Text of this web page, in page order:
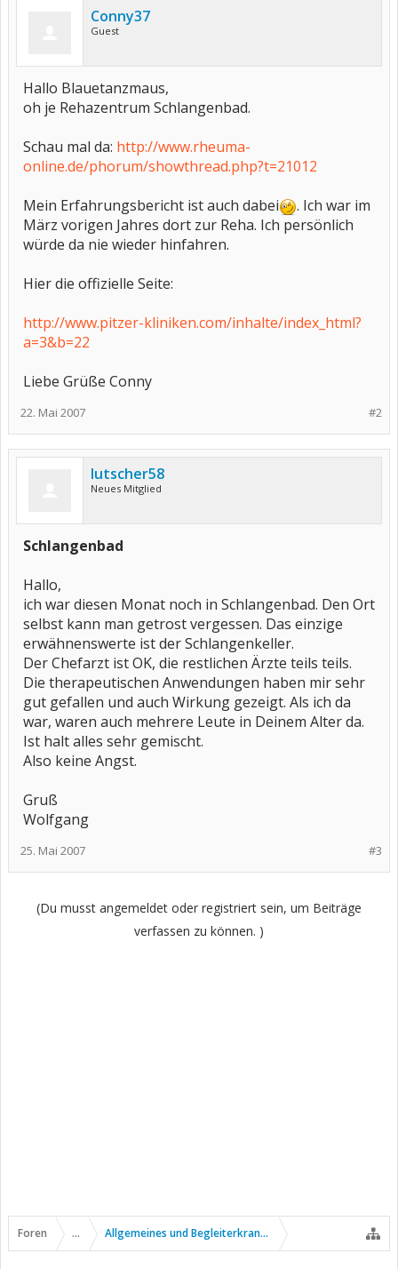
Conny37
Guest
Hallo Blauetanzmaus,
oh je Rehazentrum Schlangenbad.
Schau mal da: http://www.rheuma-
online.de/phorum/showthread.php?t=21012
Mein Erfahrungsbericht ist auch dabei
. Ich war im
März vorigen Jahres dort zur Reha. Ich persönlich
würde da nie wieder hinfahren.
Hier die offizielle Seite:
http://www.pitzer-kliniken.com/inhalte/index_html?
a=3&b=22
Liebe Grüße Conny
#2
22. Mai 2007
lutscher58
Neues Mitglied
Schlangenbad
Hallo,
ich war diesen Monat noch in Schlangenbad. Den Ort
selbst kann man getrost vergessen. Das einzige
erwähnenswerte ist der Schlangenkeller.
Der Chefarzt ist OK, die restlichen Ärzte teils teils.
Die therapeutischen Anwendungen haben mir sehr
gut gefallen und auch Wirkung gezeigt. Als ich da
war, waren auch mehrere Leute in Deinem Alter da.
Ist halt alles sehr gemischt.
Also keine Angst.
Gruß
Wolfgang
#3
25. Mai 2007
(Du musst angemeldet oder registriert sein, um Beiträge
verfassen zu können. )
Foren ... Allgemeines und Begleiterkrankungen